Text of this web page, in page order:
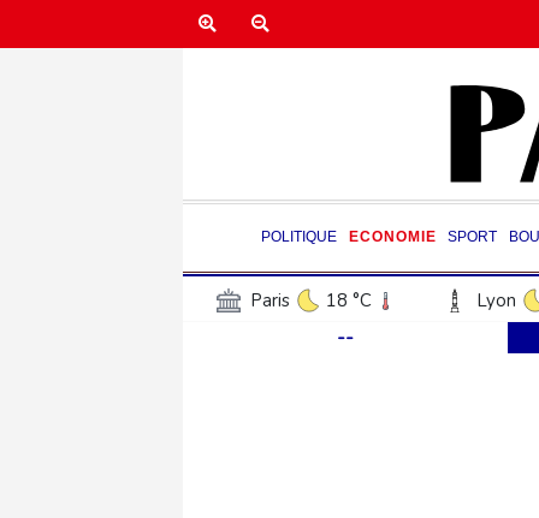
POLITIQUE ECONOMIE SPORT
Paris 18 °C Lyon
Luxembourg
--